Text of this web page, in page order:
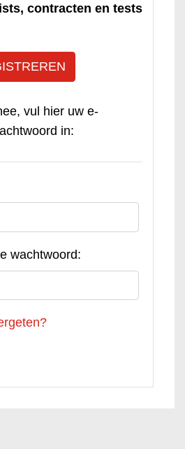
contracten en tests
vul hier uw e-
in:
wachtwoord: